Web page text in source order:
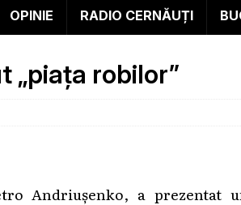
OPINIE RADIO CERNĂUȚI
„piața robilor”
Andriușenko, a prezentat